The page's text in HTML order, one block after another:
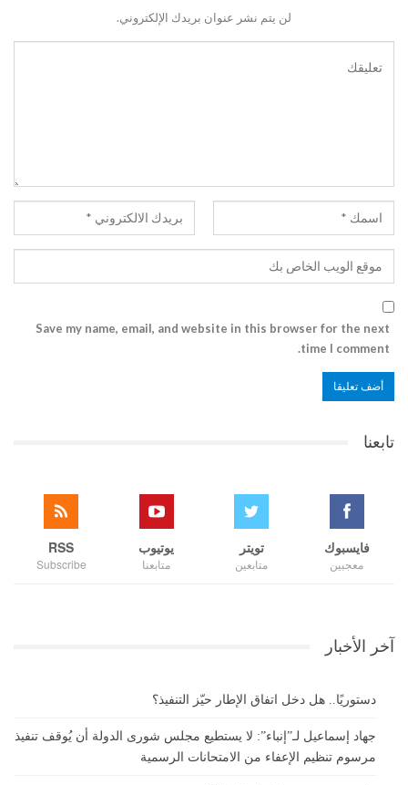
لن يتم نشر عنوان بريدك الإلكتروني.
Save my name, email, and website in this browser for the next
time I comment.
تابعنا
فايسبوك
معجبين
تويتر
متابعين
يوتيوب
متابعنا
RSS
Subscribe
آخر الأخبار
دستوريًا.. هل دخل اتفاق الإطار حيّز التنفيذ؟
جهاد إسماعيل لـ”إنباء”: لا يستطيع مجلس شورى الدولة أن يُوقف تنفيذ
مرسوم تنظيم الإعفاء من الامتحانات الرسمية